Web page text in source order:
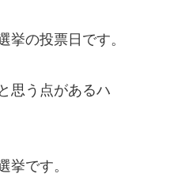
の投票日です。
思う点があるハ
挙です。